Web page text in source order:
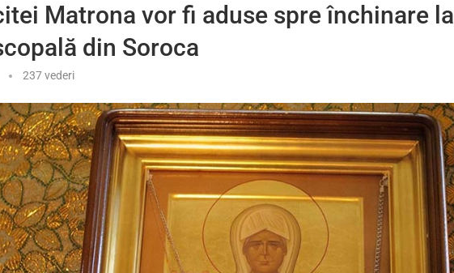
Matrona vor fi aduse spre închinare la
din Soroca
237vederi